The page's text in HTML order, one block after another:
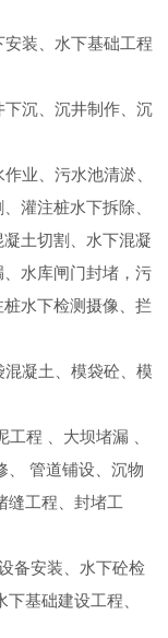
装、水下基础工程
沉、沉井制作、沉
业、污水池清淤、
灌注桩水下拆除、
土切割、水下混凝
水库闸门封堵，污
水下检测摄像、拦
凝土、模袋砼、模
程 、大坝堵漏 、
、 管道铺设、沉物
缝工程、封堵工
备安装、水下砼检
基础建设工程、